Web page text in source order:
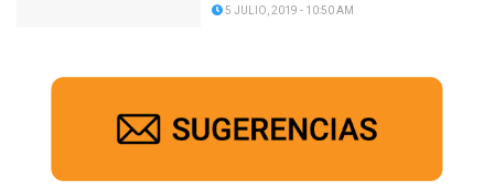
5 JULIO, 2019 - 10:50 AM